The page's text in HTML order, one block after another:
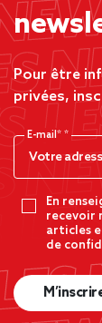
Pour être
privées,
E-mail*
En
recevoir
articles
de